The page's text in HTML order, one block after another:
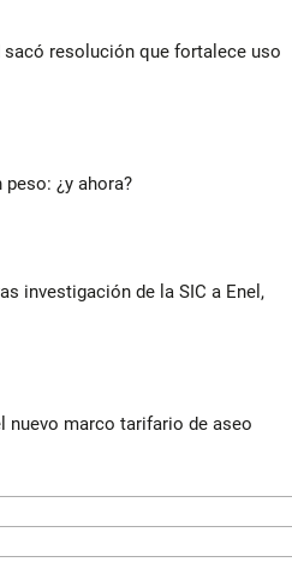
resolución que fortalece uso
¿y ahora?
investigación de la SIC a Enel,
nuevo marco tarifario de aseo